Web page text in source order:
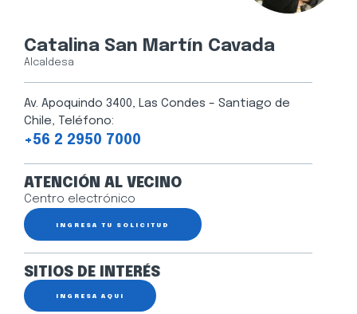
Catalina San Martín Cavada
Alcaldesa
Av. Apoquindo 3400, Las Condes – Santiago de
Chile, Teléfono:
+56 2 2950 7000
ATENCIÓN AL VECINO
Centro electrónico
INGRESA TU SOLICITUD
SITIOS DE INTERÉS
INGRESA AQUÍ